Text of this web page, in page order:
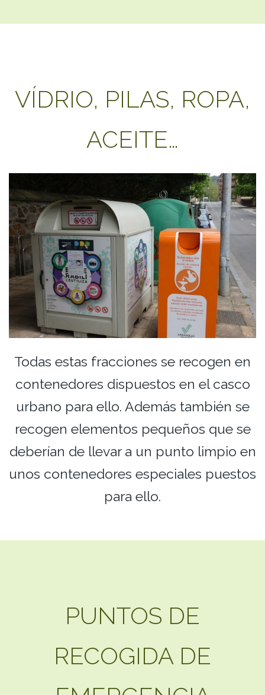
VÍDRIO, PILAS, ROPA,
ACEITE…
Todas estas fracciones se recogen en
contenedores dispuestos en el casco
urbano para ello. Además también se
recogen elementos pequeños que se
deberían de llevar a un punto limpio en
unos contenedores especiales puestos
para ello.
PUNTOS DE
RECOGIDA DE